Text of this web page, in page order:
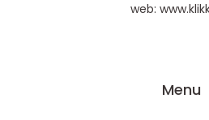
web:
Menu